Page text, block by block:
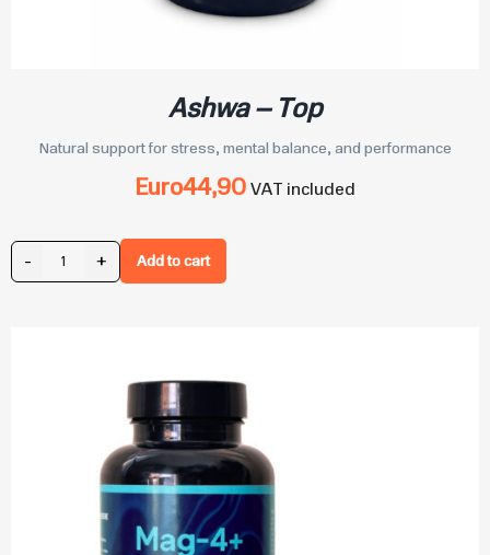
Ashwa – Top
Natural support for stress, mental balance, and performance
Euro44,90VAT included
- + Add to cart